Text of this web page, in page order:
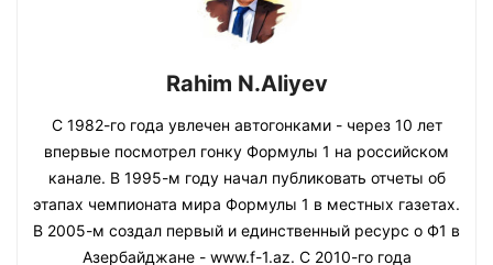
Rahim N.Aliyev
С 1982-го года увлечен автогонками - через 10 лет
впервые посмотрел гонку Формулы 1 на российском
канале. В 1995-м году начал публиковать отчеты об
этапах чемпионата мира Формулы 1 в местных газетах.
В 2005-м создал первый и единственный ресурс о Ф1 в
Азербайджане - www.f-1.az. С 2010-го года